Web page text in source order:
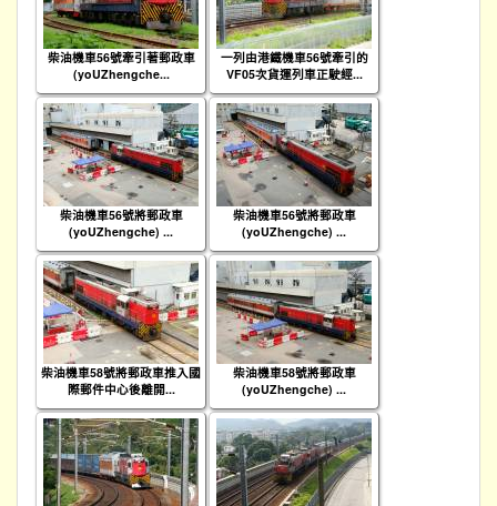
柴油機車56號牽引著郵政車
(yoUZhengche...
一列由港鐵機車56號牽引的
VF05次貨運列車正駛經...
柴油機車56號將郵政車
(yoUZhengche) ...
柴油機車56號將郵政車
(yoUZhengche) ...
柴油機車58號將郵政車推入國
際郵件中心後離開...
柴油機車58號將郵政車
(yoUZhengche) ...